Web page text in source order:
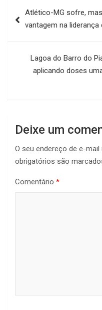
de
Atlético-MG sofre,
vantagem na liderança
Lagoa do Barro do
aplicando doses
Deixe um
O seu endereço de e-
obrigatórios são
Comentário *